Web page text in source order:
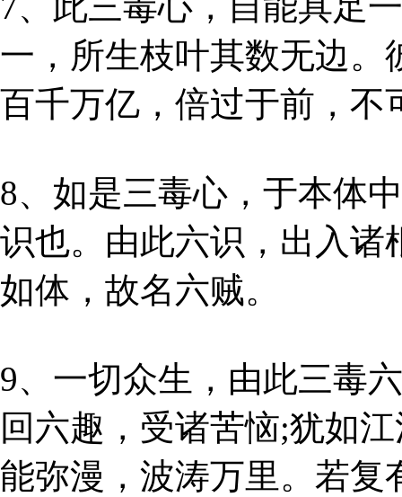
一，所生枝叶其数无边。
百千万亿，倍过于前，不
8、如是三毒心，于本体
识也。由此六识，出入诸
如体，故名六贼。
9、一切众生，由此三毒
回六趣，受诸苦恼;犹如
能弥漫，波涛万里。若复